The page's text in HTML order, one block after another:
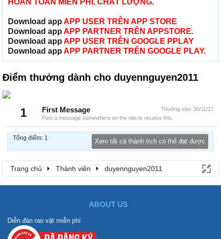
HOÀN TOÀN MIỄN PHÍ, CHẤT LƯỢNG.
Download app APP USER TRÊN APP STORE
Download app APP PARTNER TRÊN APPSTORE.
Download app APP USER TRÊN GOOGLE PPLAY
Download app APP PARTNER TRÊN GOOGLE PLAY.
Điểm thưởng dành cho duyennguyen2011
1 Thưởng vào: 30/11/17
First Message
Post a message somewhere on the site to receive this.
Tổng điểm: 1 Xem tất cả thành tích có thể đạt được
Trang chủ Thành viên duyennguyen2011
ABOUT US
Diễn đàn rao vặt miễn phí